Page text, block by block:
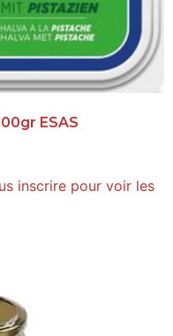
ESAS
inscrire pour voir les